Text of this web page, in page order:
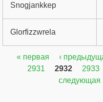
Snogjankkep
Glorfizzwrela
Страницы
« первая ‹
2931
2932 2933
следующая